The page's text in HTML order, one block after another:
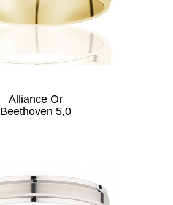
Alliance Or
Beethoven 5,0